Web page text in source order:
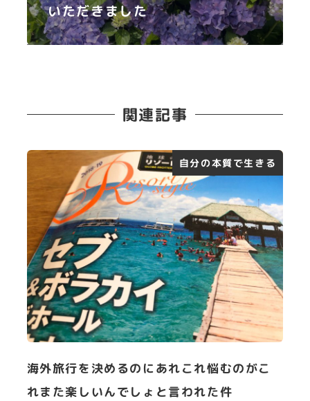
いただきました
関連記事
自分の本質で生きる
海外旅行を決めるのにあれこれ悩むのがこ
れまた楽しいんでしょと言われた件